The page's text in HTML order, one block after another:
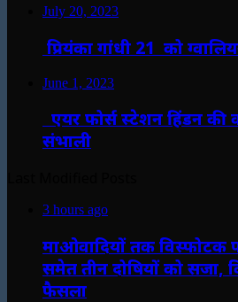
July 20, 2023
प्रियंका गांधी 21 को
June 1, 2023
एयर फोर्स स्टेशन हिंडन
संभाली
3 hours ago
माओवादियों तक विस्फोटक
समेत तीन दोषियों को सजा,
फैसला